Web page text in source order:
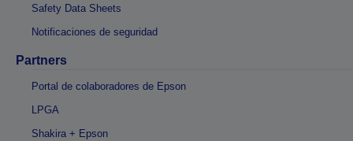
Safety Data Sheets
Notificaciones de seguridad
Partners
Portal de colaboradores de Epson
LPGA
Shakira + Epson